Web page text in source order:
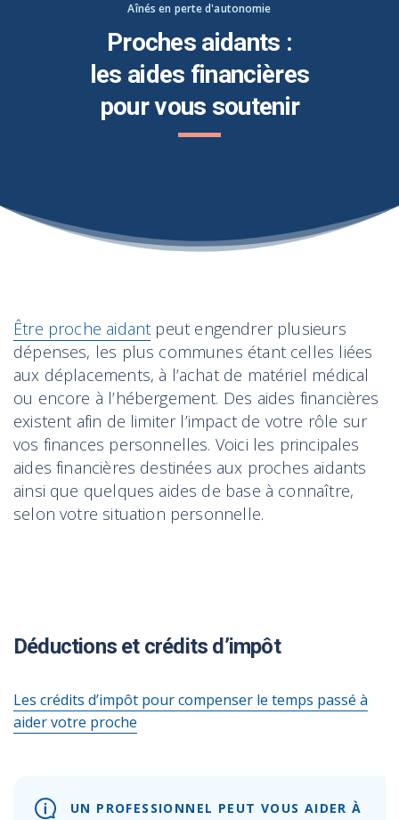
Aînés en perte d'autonomie
Proches aidants :
les aides financières
pour vous soutenir
Être proche aidant peut engendrer plusieurs
dépenses, les plus communes étant celles liées
aux déplacements, à l’achat de matériel médical
ou encore à l’hébergement. Des aides financières
existent afin de limiter l’impact de votre rôle sur
vos finances personnelles. Voici les principales
aides financières destinées aux proches aidants
ainsi que quelques aides de base à connaître,
selon votre situation personnelle.
Déductions et crédits d’impôt
Les crédits d’impôt pour compenser le temps passé à
aider votre proche
UN PROFESSIONNEL PEUT VOUS AIDER À